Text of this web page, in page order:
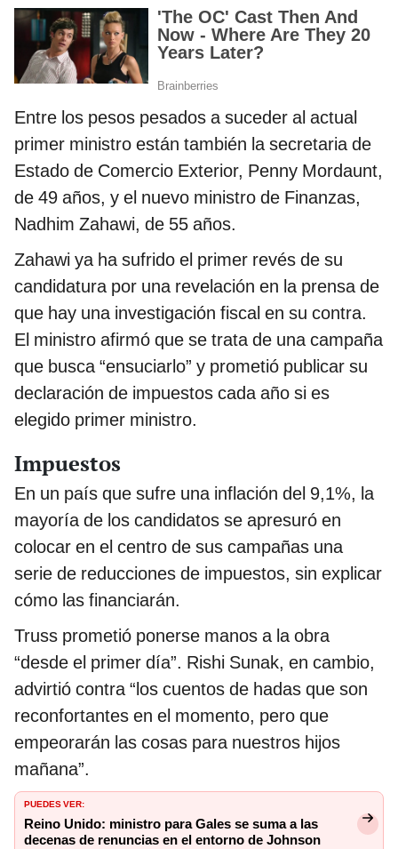
Entre los pesos pesados a suceder al actual
primer ministro están también la secretaria de
Estado de Comercio Exterior, Penny Mordaunt,
de 49 años, y el nuevo ministro de Finanzas,
Nadhim Zahawi, de 55 años.
Zahawi ya ha sufrido el primer revés de su
candidatura por una revelación en la prensa de
que hay una investigación fiscal en su contra.
El ministro afirmó que se trata de una campaña
que busca “ensuciarlo” y prometió publicar su
declaración de impuestos cada año si es
elegido primer ministro.
Impuestos
En un país que sufre una inflación del 9,1%, la
mayoría de los candidatos se apresuró en
colocar en el centro de sus campañas una
serie de reducciones de impuestos, sin explicar
cómo las financiarán.
Truss prometió ponerse manos a la obra
“desde el primer día”. Rishi Sunak, en cambio,
advirtió contra “los cuentos de hadas que son
reconfortantes en el momento, pero que
empeorarán las cosas para nuestros hijos
mañana”.
PUEDES VER:
Reino Unido: ministro para Gales se suma a las
decenas de renuncias en el entorno de Johnson